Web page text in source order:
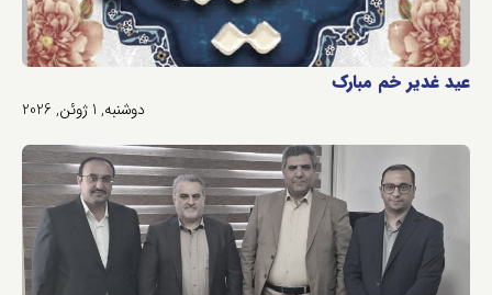
عید غدیر خم مبارک
دوشنبه, 1 ژوئن, 2026